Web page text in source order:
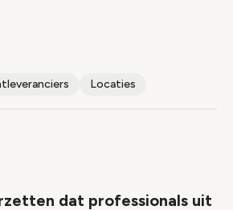
Locaties
dat professionals uit